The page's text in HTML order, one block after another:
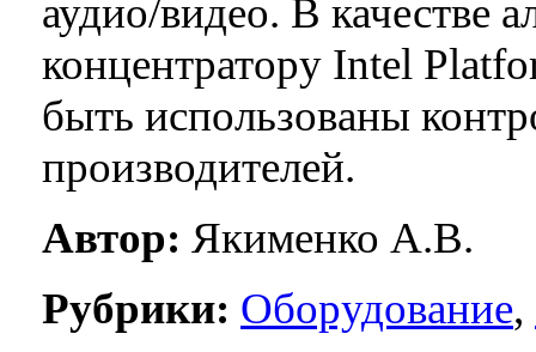
аудио/видео. В качестве
концентратору Intel
быть использованы
производителей.
Автор: Якименко А.В.
Рубрики: Оборудование,